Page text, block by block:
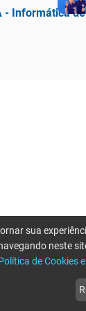
- Informática
sua
neste
de Cookies
por favor